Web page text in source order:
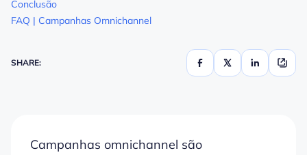
Conclusão
FAQ | Campanhas Omnichannel
SHARE:
Campanhas omnichannel são